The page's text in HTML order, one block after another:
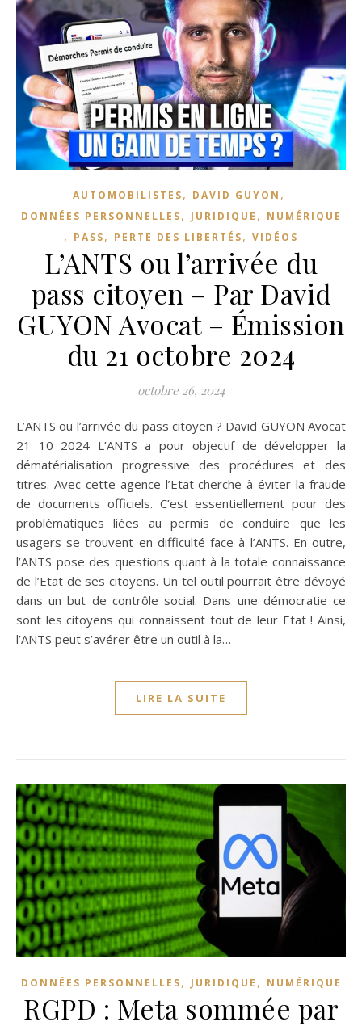
AUTOMOBILISTES, DAVID GUYON ,
DONNÉES PERSONNELLES, JURIDIQUE , NUMÉRIQUE
, PASS, PERTE DES LIBERTÉS, VIDÉOS
L’ANTS ou l’arrivée du
pass citoyen – Par David
GUYON Avocat – Émission
du 21 octobre 2024
octobre 26, 2024
L’ANTS ou l’arrivée du pass citoyen ? David GUYON Avocat
21 10 2024 L’ANTS a pour objectif de développer la
dématérialisation progressive des procédures et des
titres. Avec cette agence l’Etat cherche à éviter la fraude
de documents officiels. C’est essentiellement pour des
problématiques liées au permis de conduire que les
usagers se trouvent en difficulté face à l’ANTS. En outre,
l’ANTS pose des questions quant à la totale connaissance
de l’Etat de ses citoyens. Un tel outil pourrait être dévoyé
dans un but de contrôle social. Dans une démocratie ce
sont les citoyens qui connaissent tout de leur Etat ! Ainsi,
l’ANTS peut s’avérer être un outil à la…
LIRE LA SUITE
DONNÉES PERSONNELLES, JURIDIQUE , NUMÉRIQUE
RGPD : Meta sommée par